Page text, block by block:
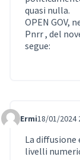
quasi nulla.
OPEN GOV,
Pnrr , del
segue:
Comment 824
Ermi18/01/2024
La
livelli